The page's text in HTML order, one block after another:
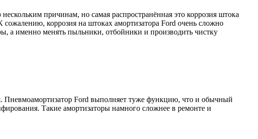
причинам, но самая распространённая это коррозия штока
сожалению, коррозия на штоках амортизатора Ford очень сложно
а именно менять пыльники, отбойники и производить чистку
Пневмоамортизатор Ford выполняет туже функцию, что и обычный
Такие амортизаторы намного сложнее в ремонте и